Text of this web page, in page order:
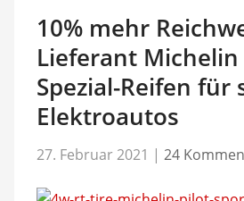
10% mehr
Lieferant
Spezial-Reifen für
Elektroautos
27. Februar 2021 | 24